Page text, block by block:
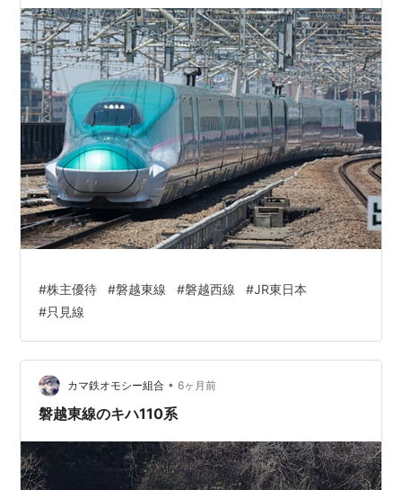
#株主優待 #磐越東線 #磐越西線 #JR東日本
#只見線
カマ鉄オモシー組合 • 6ヶ月前
磐越東線のキハ110系